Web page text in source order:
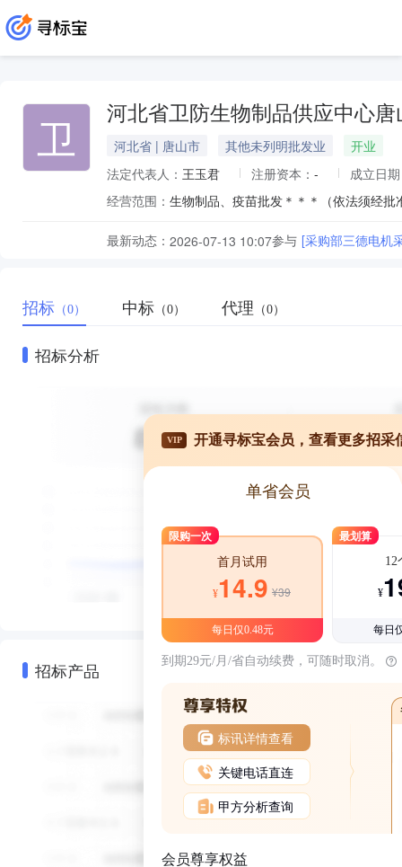
卫 河北省卫防生物制品供应中心唐
河北省 | 唐山市 其他未列明批发业
开业
法定代表人： 王玉君 注册资本： -
成立日
经营范围： 生物制品、疫苗批发＊＊＊（依法须经
最新动态： 2026-07-13 10:07参与 [采购部三德电机
招标 （0） 中标 （0） 代理 （0）
招标分析
招标产品
VIP 开通寻标宝会员，查看更多招采
单省会员
限购一次
首月试用
¥14.9 ¥39
每日仅0.48元
最划算
12
¥
每日
到期29元/月/省自动续费，可随时取消。
标讯详情查看
关键电话直连
甲方分析查询
会员尊享权益